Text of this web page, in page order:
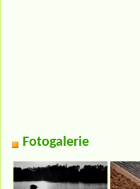
Fotogalerie